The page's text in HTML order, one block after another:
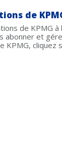
de
de KPMG à
abonner et
KPMG, cliquez